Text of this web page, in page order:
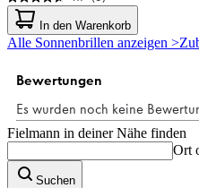
4.7
von
5
Sternen.
Bewertungen
In den Warenkorb
Alle Sonnenbrillen anzeigen >
Fielmann in deiner Nähe finden
Ort
Suchen